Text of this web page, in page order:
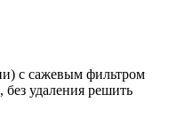
с сажевым фильтром
удаления решить